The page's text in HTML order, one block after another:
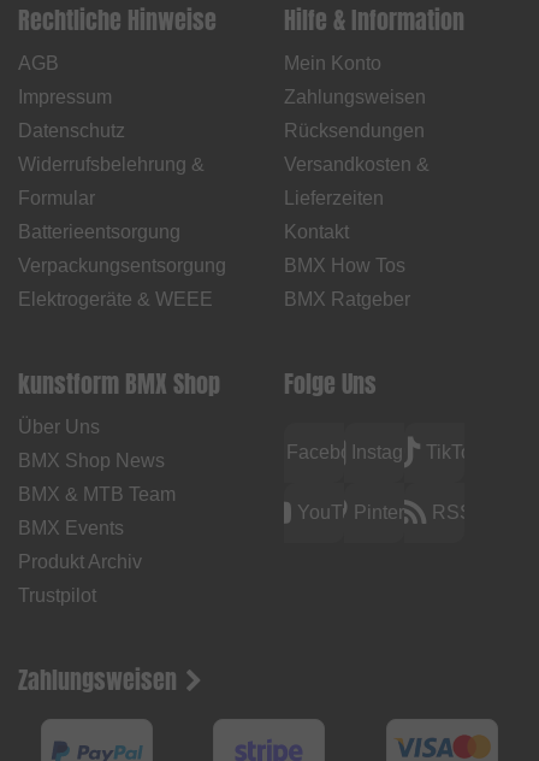
Rechtliche Hinweise
AGB
Impressum
Datenschutz
Widerrufsbelehrung &
Formular
Batterieentsorgung
Verpackungsentsorgung
Elektrogeräte & WEEE
Hilfe & Information
Mein Konto
Zahlungsweisen
Rücksendungen
Versandkosten &
Lieferzeiten
Kontakt
BMX How Tos
BMX Ratgeber
kunstform BMX Shop
Über Uns
BMX Shop News
BMX & MTB Team
BMX Events
Produkt Archiv
Trustpilot
Folge Uns
FacebookInstagramTikTok
YouTubePinterest RSS
Zahlungsweisen